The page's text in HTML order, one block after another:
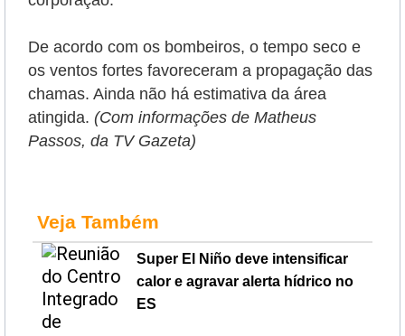
De acordo com os bombeiros, o tempo seco e
os ventos fortes favoreceram a propagação das
chamas. Ainda não há estimativa da área
atingida. (Com informações de Matheus
Passos, da TV Gazeta)
Veja Também
Super El Niño deve intensificar
calor e agravar alerta hídrico no
ES